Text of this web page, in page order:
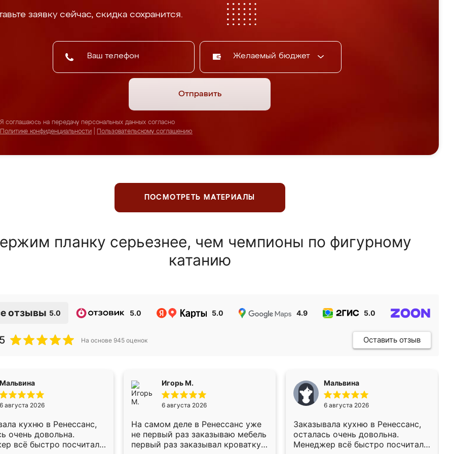
заявку сейчас, скидка сохранится.
Желаемый бюджет
Отправить
Я соглашаюсь на передачу персональных данных согласно
Политике конфиденциальности
Пользовательскому соглашению
ПОСМОТРЕТЬ МАТЕРИАЛЫ
планку серьезнее, чем чемпионы по фигурному
катанию
отзывы 5.0 5.0 5.0 4.9 5.0
На основе 945 оценок Оставить отзыв
Мальвина
6 августа 2026
кухню в Ренессанс,
очень довольна.
всё быстро посчитала,
Игорь М.
6 августа 2026
На самом деле в Ренессанс уже
не первый раз заказываю мебель
первый раз заказывал кроватку
Мальвина
6 августа 2026
Заказывала кухню в Ренессанс,
осталась очень довольна.
Менеджер всё быстро посчитала,